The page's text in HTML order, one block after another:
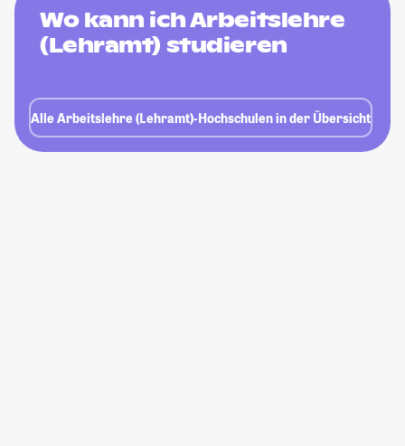
Wo kann ich Arbeitslehre
(Lehramt) studieren
Alle Arbeitslehre (Lehramt)-Hochschulen in der Übersicht